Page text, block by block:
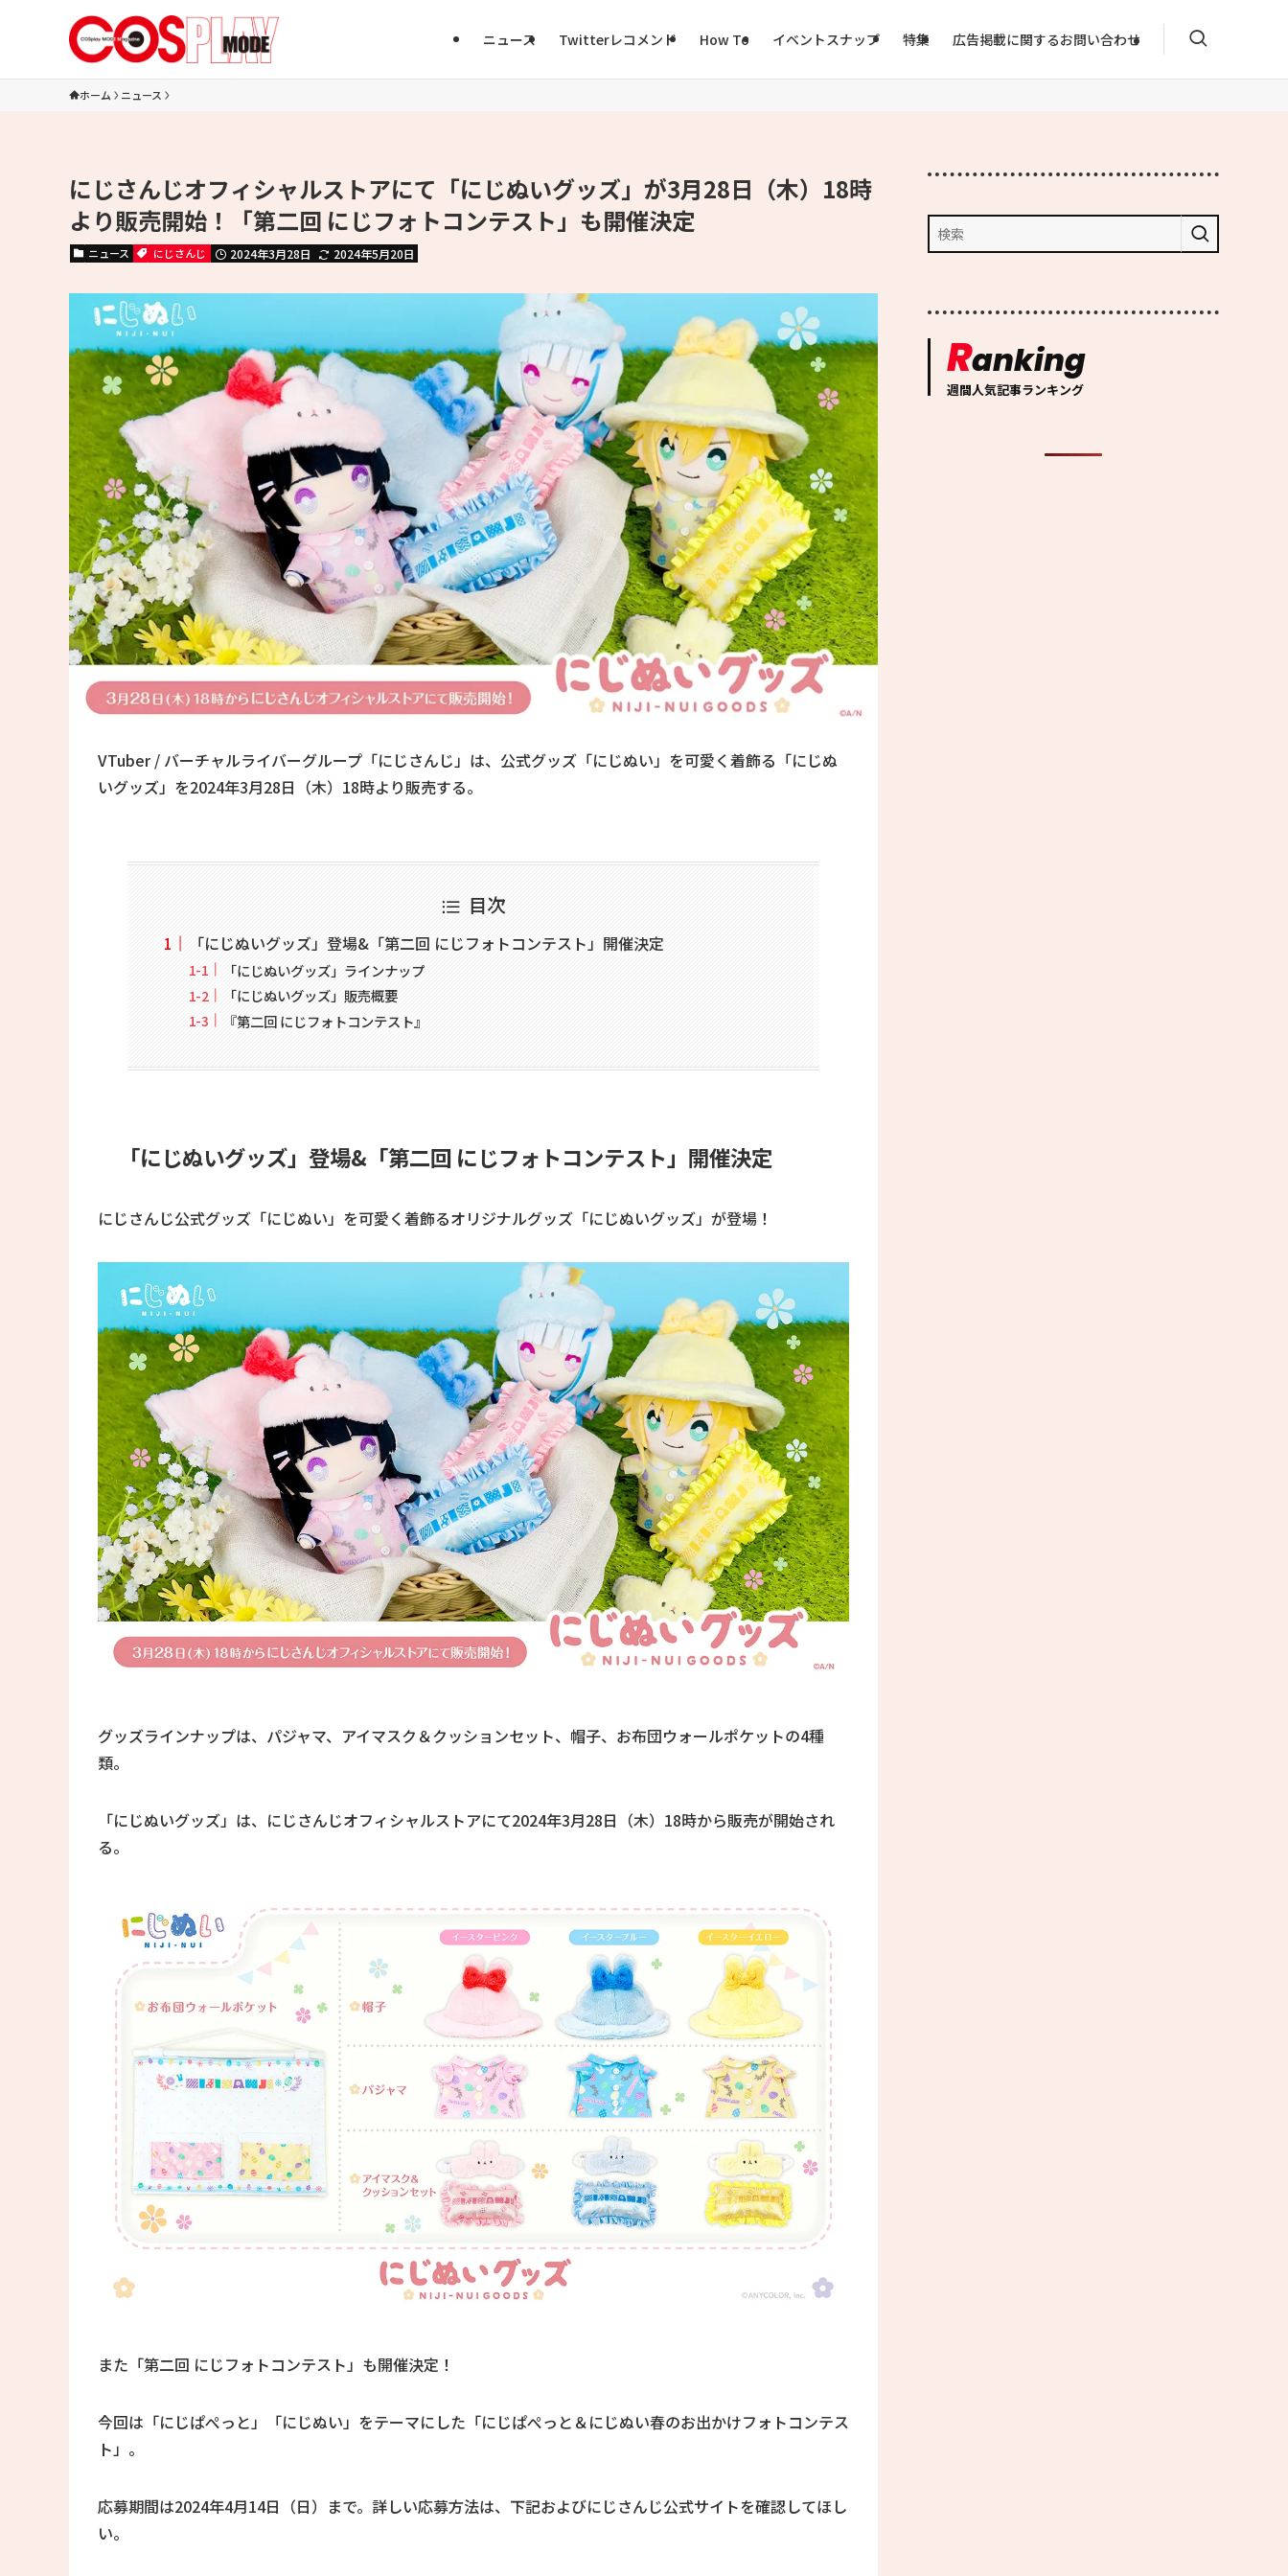
ニュース Twitterレコメンド How To イベントスナップ 特集 広告掲載に関するお問い合わせ
ホーム ニュース
にじさんじオフィシャルストアにて「にじぬいグッズ」が3月28日（木）18時
より販売開始！「第二回 にじフォトコンテスト」も開催決定
ニュース にじさんじ 2024年3月28日 2024年5月20日
VTuber / バーチャルライバーグループ「にじさんじ」は、公式グッズ「にじぬい」を可愛く着飾る「にじぬ
いグッズ」を2024年3月28日（木）18時より販売する。
目次
「にじぬいグッズ」登場&「第二回 にじフォトコンテスト」開催決定
「にじぬいグッズ」ラインナップ
「にじぬいグッズ」販売概要
『第二回 にじフォトコンテスト』
「にじぬいグッズ」登場&「第二回 にじフォトコンテスト」開催決定
にじさんじ公式グッズ「にじぬい」を可愛く着飾るオリジナルグッズ「にじぬいグッズ」が登場！
グッズラインナップは、パジャマ、アイマスク＆クッションセット、帽子、お布団ウォールポケットの4種
類。
「にじぬいグッズ」は、にじさんじオフィシャルストアにて2024年3月28日（木）18時から販売が開始され
る。
また「第二回 にじフォトコンテスト」も開催決定！
今回は「にじぱぺっと」「にじぬい」をテーマにした「にじぱぺっと＆にじぬい春のお出かけフォトコンテス
ト」。
応募期間は2024年4月14日（日）まで。詳しい応募方法は、下記およびにじさんじ公式サイトを確認してほし
い。
Ranking
週間人気記事ランキング